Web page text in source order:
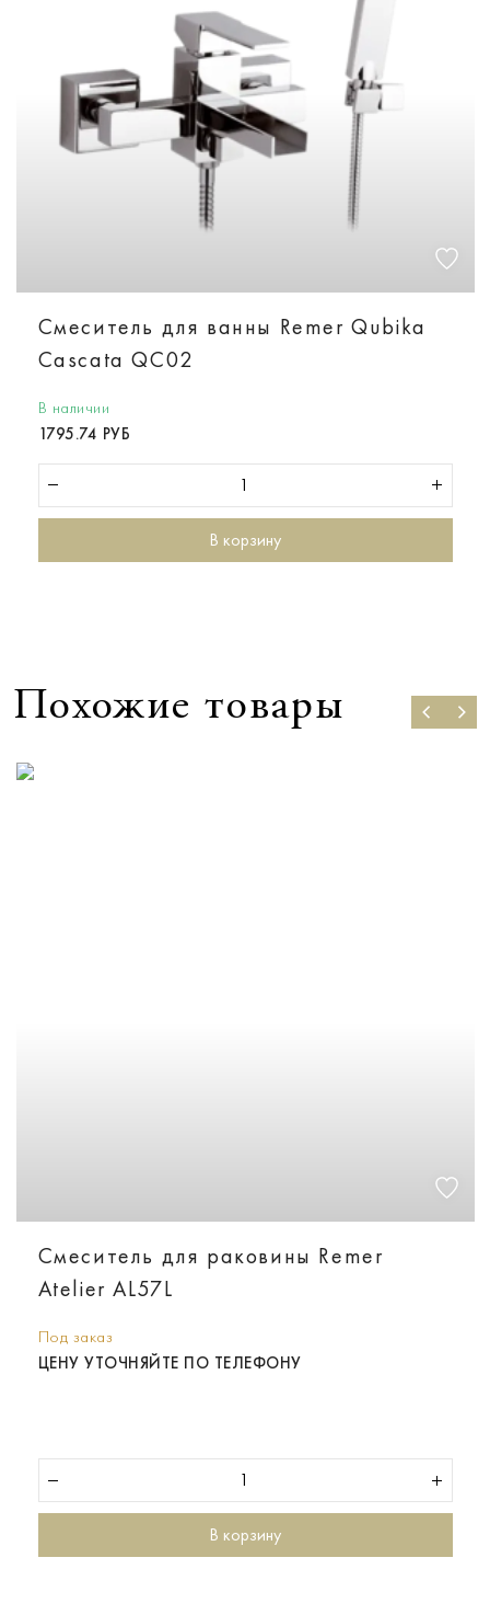
Смеситель для ванны Remer Qubika
Cascata QC02
В наличии
1795.74 РУБ
В корзину
Похожие товары
Смеситель для раковины Remer
Atelier AL57L
Под заказ
ЦЕНУ УТОЧНЯЙТЕ ПО ТЕЛЕФОНУ
В корзину